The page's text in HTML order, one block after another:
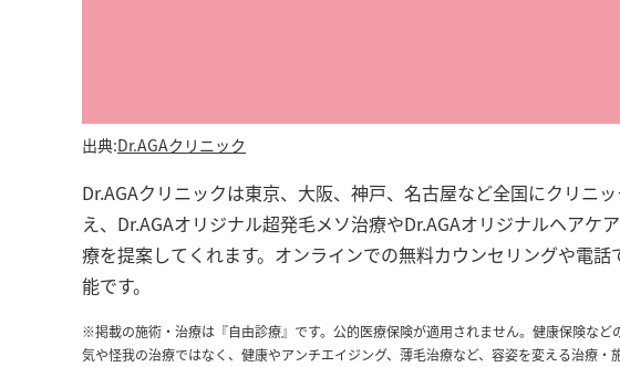
出典:Dr.AGAクリニック
Dr.AGAクリニックは東京、大阪、神戸、名古屋など全国にクリニ
え、Dr.AGAオリジナル超発毛メソ治療やDr.AGAオリジナルヘアケ
療を提案してくれます。オンラインでの無料カウンセリングや電
能です。
※掲載の施術・治療は『自由診療』です。公的医療保険が適用されません。健康保険な
気や怪我の治療ではなく、健康やアンチエイジング、薄毛治療など、容姿を変える治療